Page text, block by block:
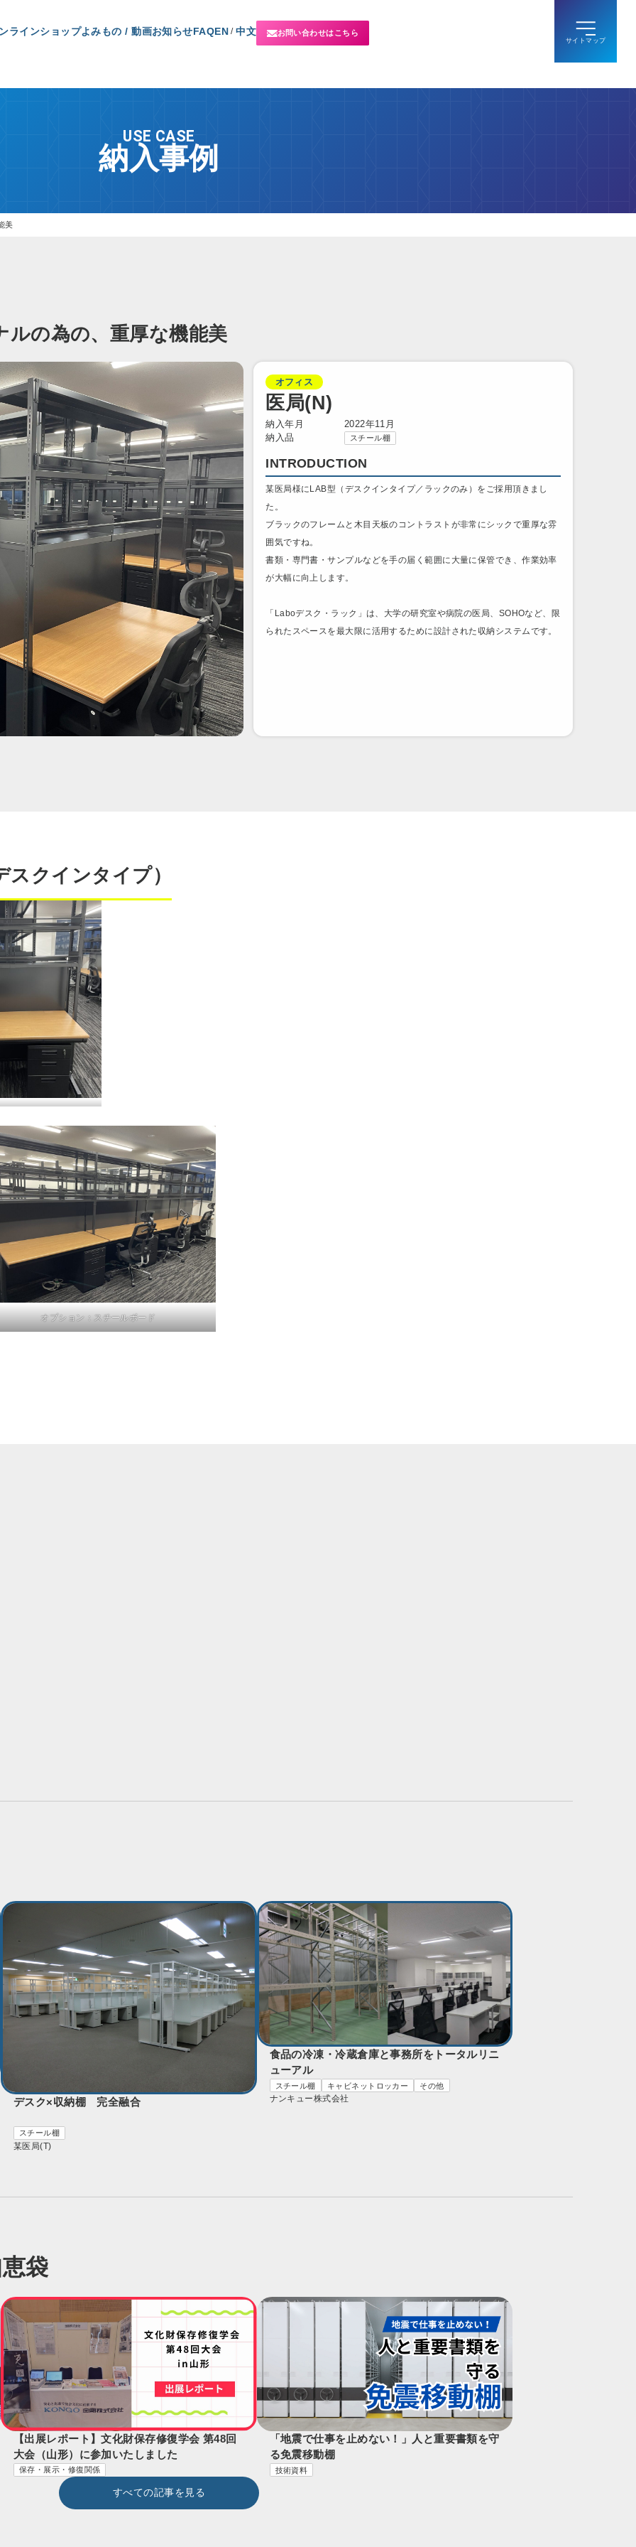
ラインショップよみもの / 動画お知らせFAQEN /中文 お問い合わせはこちら
USE CASE
納入事例
美
ルの為の、重厚な機能美
オフィス
医局(N)
納入年月
2022年11月
納入品
スチール棚
INTRODUCTION
某医局様にLAB型（デスクインタイプ／ラックのみ）をご採用頂きまし
た。
ブラックのフレームと木目天板のコントラストが非常にシックで重厚な雰
囲気ですね。
書類・専門書・サンプルなどを手の届く範囲に大量に保管でき、作業効率
が大幅に向上します。
「Laboデスク・ラック」は、大学の研究室や病院の医局、SOHOなど、限
られたスペースを最大限に活用するために設計された収納システムです。
クインタイプ）
オプション：スチールボード
デスク×収納棚 完全融合
スチール棚
某医局(T)
食品の冷凍・冷蔵倉庫と事務所をトータルリニ
ューアル
スチール棚 キャビネットロッカー その他
ナンキュー株式会社
袋
【出展レポート】文化財保存修復学会 第48回
大会（山形）に参加いたしました
保存・展示・修復関係
「地震で仕事を止めない！」人と重要書類を守
る免震移動棚
技術資料
すべての記事を見る